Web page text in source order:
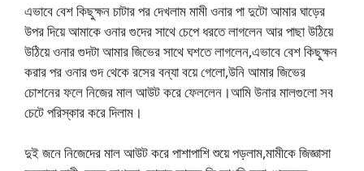
এভাবে বেশ কিছুক্ষন চাটার পর দেখলাম মামী ওনার পা দুটো আমার ঘাড়ের
উপর দিয়ে আমাকে ওনার গুদের সাথে চেপে ধরতে লাগলেন আর পাছা উঠিয়ে
উঠিয়ে ওনার গুদটা আমার জিভের সাথে ঘশতে লাগলেন,এভাবে বেশ কিছুক্ষন
করার পর ওনার গুদ থেকে রসের বন্যা বয়ে গেলো,উনি আমার জিভের
চোশনের ফলে নিজের মাল আউট করে ফেললেন।আমি উনার মালগুলো সব
চেটে পরিস্কার করে দিলাম।
দুই জনে নিজেদের মাল আউট করে পাশাপাশি শুয়ে পড়লাম,মামীকে জিজ্ঞাসা